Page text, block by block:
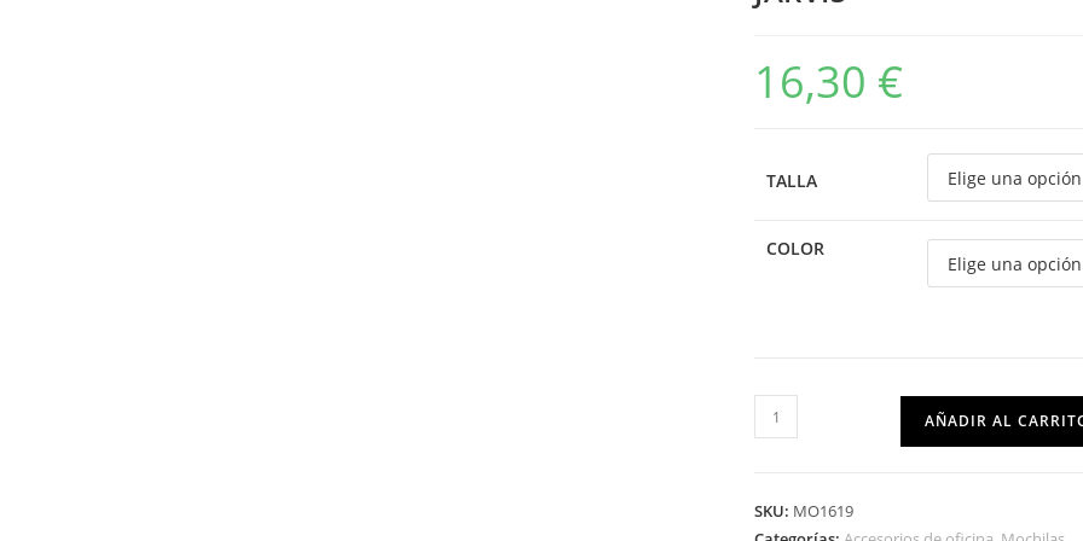
16,30 €
TALLA
COLOR
AÑADIR AL
SKU: MO1619